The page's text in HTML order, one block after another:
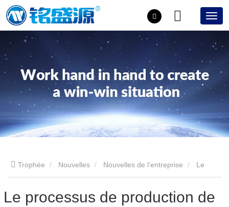
Trophée Nouvelles Nouvelles de l’entreprise
Le processus de production de